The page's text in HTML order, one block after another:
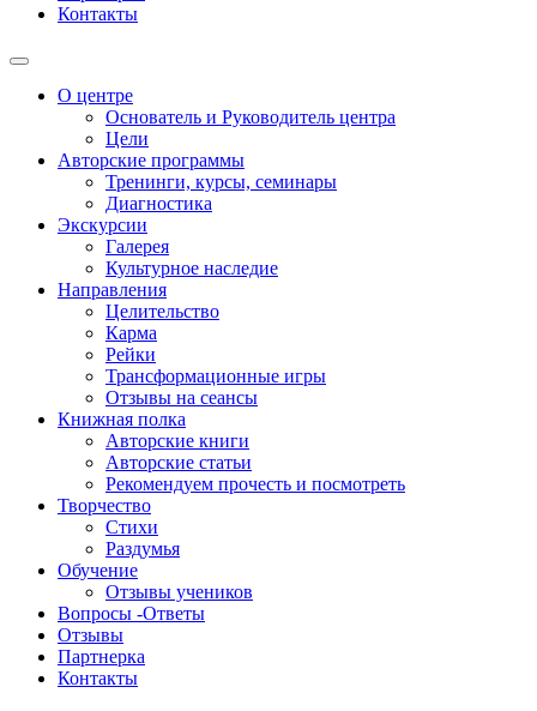
Контакты
О центре
Основатель и Руководитель центра
Цели
Авторские программы
Тренинги, курсы, семинары
Диагностика
Экскурсии
Галерея
Культурное наследие
Направления
Целительство
Карма
Рейки
Трансформационные игры
Отзывы на сеансы
Книжная полка
Авторские книги
Авторские статьи
Рекомендуем прочесть и посмотреть
Творчество
Стихи
Раздумья
Обучение
Отзывы учеников
Вопросы -Ответы
Отзывы
Партнерка
Контакты